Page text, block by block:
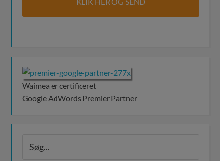
Waimea er certificeret
Google AdWords Premier Partner